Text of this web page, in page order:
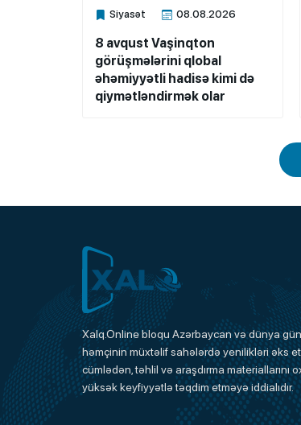
Siyasət 08.08.2026
Xalq.Online
8 avqust Vaşinqton
görüşmələrini qlobal
əhəmiyyətli hadisə kimi də
qiymətləndirmək olar
Xalq.Online
Onlayn Platforma
Xalq.Online bloqu Azərbaycan və dünya
həmçinin müxtəlif sahələrdə yenilikləri əks
cümlədən, təhlil və araşdırma materiallarını
yüksək keyfiyyətlə təqdim etməyə iddialıdır.